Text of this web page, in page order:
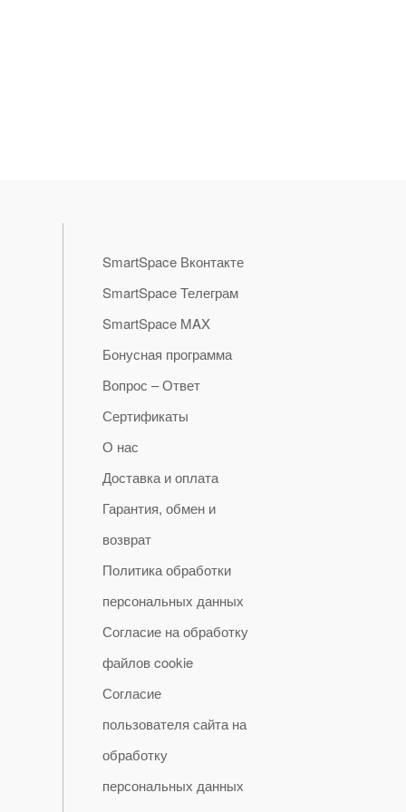
SmartSpace Вконтакте
SmartSpace Телеграм
SmartSpace MAX
Бонусная программа
Вопрос – Ответ
Сертификаты
О нас
Доставка и оплата
Гарантия, обмен и
возврат
Политика обработки
персональных данных
Согласие на обработку
файлов cookie
Согласие
пользователя сайта на
обработку
персональных данных